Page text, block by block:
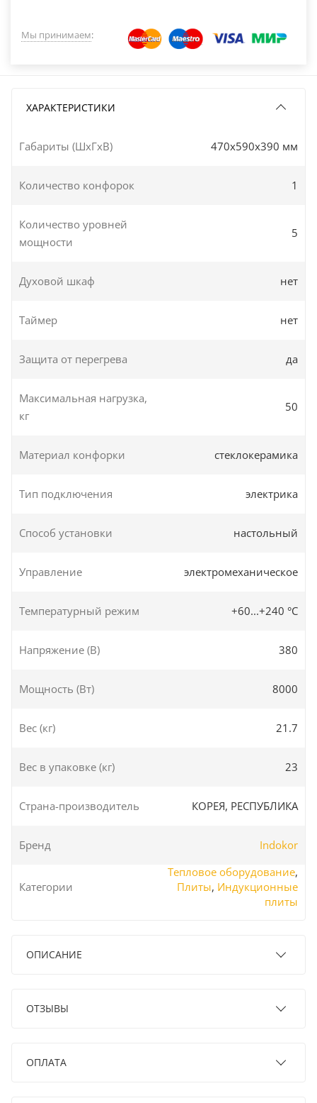
Мы принимаем:
ХАРАКТЕРИСТИКИ
Габариты (ШxГxВ) 470x590x390 мм
Количество конфорок 1
Количество уровней
мощности
5
Духовой шкаф нет
Таймер нет
Защита от перегрева да
Максимальная нагрузка,
кг
50
Материал конфорки стеклокерамика
Тип подключения электрика
Способ установки настольный
Управление электромеханическое
Температурный режим +60...+240 °C
Напряжение (В) 380
Мощность (Вт) 8000
Вес (кг) 21.7
Вес в упаковке (кг) 23
Страна-производитель КОРЕЯ, РЕСПУБЛИКА
Бренд Indokor
Категории
Тепловое оборудование,
Плиты, Индукционные
плиты
ОПИСАНИЕ
ОТЗЫВЫ
ОПЛАТА